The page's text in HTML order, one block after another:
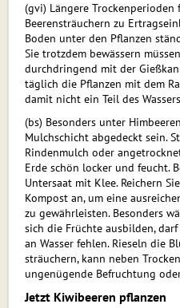
(gvi) Längere
Beerensträuchern zu
Boden unter den Pflanzen
Sie trotzdem bewässern
durchdringend mit der
täglich die Pflan­zen mit dem
damit nicht ein Teil des
(bs) Besonders unter
Mulchschicht abgedeckt sein.
Rindenmulch oder
Erde schön locker und feucht.
Untersaat mit Klee. Reichern
Kompost an, um eine
zu gewährleisten. Be­son­ders
sich die Früchte ausbilden,
an Wasser fehlen. Rieseln die
sträu­chern, kann neben
ungenügende Befruchtung
Jetzt Kiwibeeren pflanzen